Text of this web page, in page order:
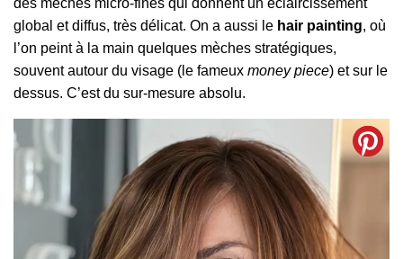
des mèches micro-fines qui donnent un éclaircissement
global et diffus, très délicat. On a aussi le hair painting, où
l’on peint à la main quelques mèches stratégiques,
souvent autour du visage (le fameux money piece) et sur le
dessus. C’est du sur-mesure absolu.